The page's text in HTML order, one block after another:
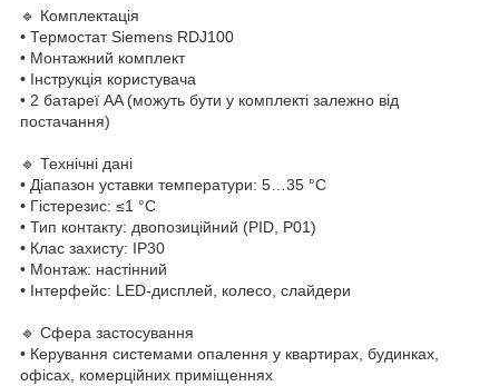
🔹 Комплектація
• Термостат Siemens RDJ100
• Монтажний комплект
• Інструкція користувача
• 2 батареї AA (можуть бути у комплекті залежно від
постачання)
🔹 Технічні дані
• Діапазон уставки температури: 5…35 °C
• Гістерезис: ≤1 °C
• Тип контакту: двопозиційний (PID, P01)
• Клас захисту: IP30
• Монтаж: настінний
• Інтерфейс: LED-дисплей, колесо, слайдери
🔹 Сфера застосування
• Керування системами опалення у квартирах, будинках,
офісах, комерційних приміщеннях